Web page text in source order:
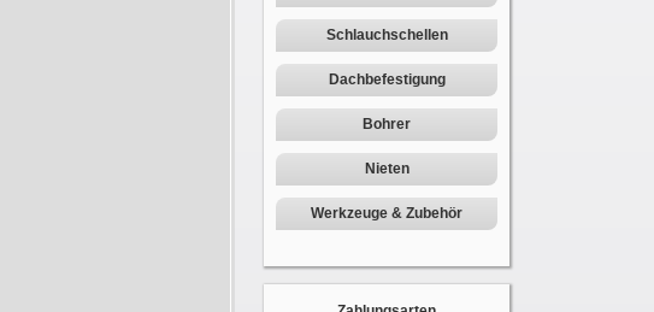
Schlauchschellen
Dachbefestigung
Bohrer
Nieten
Werkzeuge & Zubehör